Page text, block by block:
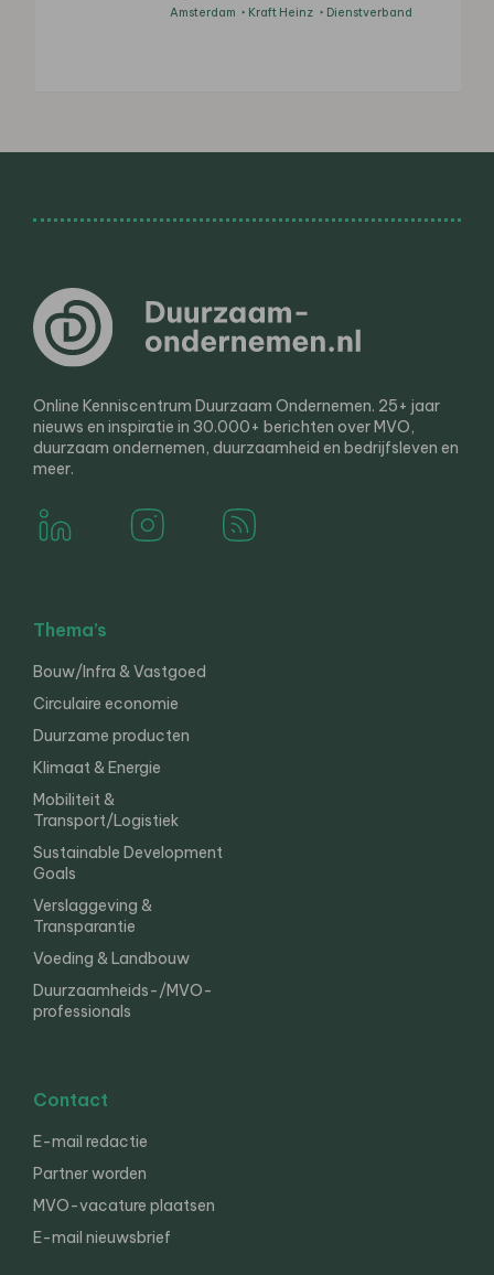
Amsterdam Kraft Heinz Dienstverband
Online Kenniscentrum Duurzaam Ondernemen. 25+ jaar
nieuws en inspiratie in 30.000+ berichten over MVO,
duurzaam ondernemen, duurzaamheid en bedrijfsleven en
meer.
Thema’s
Bouw/Infra & Vastgoed
Circulaire economie
Duurzame producten
Klimaat & Energie
Mobiliteit &
Transport/Logistiek
Sustainable Development
Goals
Verslaggeving &
Transparantie
Voeding & Landbouw
Duurzaamheids-/MVO-
professionals
Contact
E-mail redactie
Partner worden
MVO-vacature plaatsen
E-mail nieuwsbrief